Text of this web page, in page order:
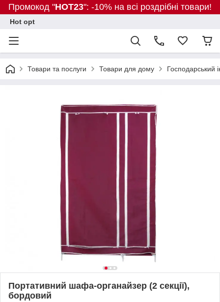
Промокод "HOT23": -10% на всі роздрібні товари!
Hot opt
Товари та послуги Товари для дому Господарський
Портативний шафа-органайзер (2 секції),
бордовий